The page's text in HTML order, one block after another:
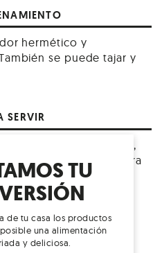
hermético y
se puede tajar y
SERVIR
con hummus,
sánduches, para
Tueste el pan
resistente en
TU
de tu casa los productos
una alimentación
y deliciosa.